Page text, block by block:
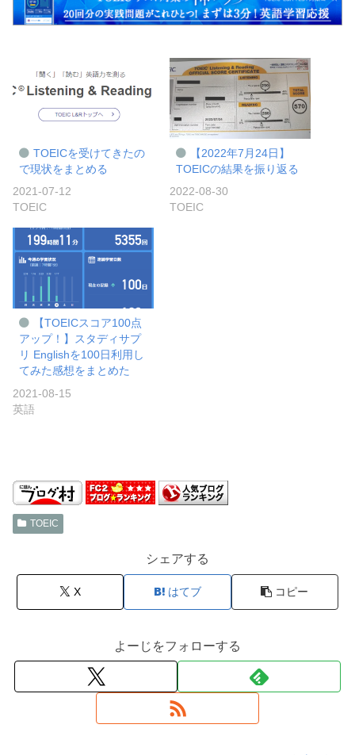
TOEICを受けてきたの
で現状をまとめる
2021-07-12
TOEIC
【2022年7月24日】
TOEICの結果を振り返る
2022-08-30
TOEIC
【TOEICスコア100点
アップ！】スタディサプ
リ Englishを100日利用し
てみた感想をまとめた
2021-08-15
英語
TOEIC
シェアする
X はてブ コピー
よーじをフォローする